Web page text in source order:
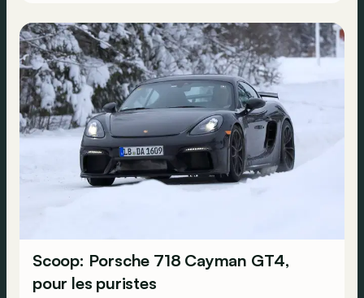
Scoop: Porsche 718 Cayman GT4,
pour les puristes